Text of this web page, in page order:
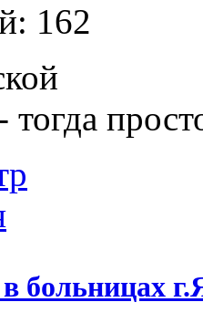
162
тогда
больницах